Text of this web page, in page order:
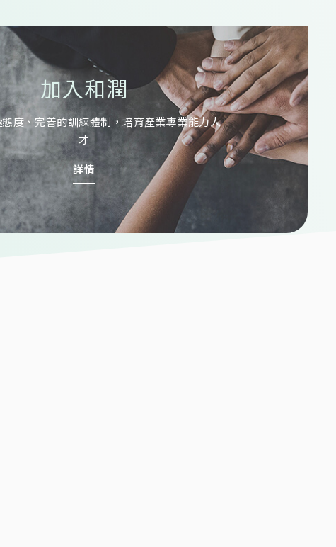
加入和潤
度、完善的訓練體制，培育產業專業能力人
才
詳情